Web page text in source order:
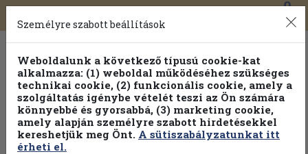
Toggle
navigation
0
Személyre szabott beállítások
Weboldalunk a következő típusú cookie-kat
alkalmazza: (1) weboldal működéséhez szükséges
technikai cookie, (2) funkcionális cookie, amely a
szolgáltatás igénybe vételét teszi az Ön számára
könnyebbé és gyorsabbá, (3) marketing cookie,
amely alapján személyre szabott hirdetésekkel
kereshetjük meg Önt. A sütiszabályzatunkat itt
érheti el.